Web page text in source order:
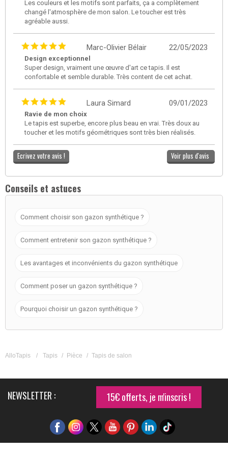
Les couleurs et les motifs sont parfaits, ça a complètement
changé l'atmosphère de mon salon. Le toucher est très
agréable aussi.
22/05/2023
Marc-Olivier Bélair
Design exceptionnel
Super design, vraiment une œuvre d'art ce tapis. Il est
confortable et semble durable. Très content de cet achat.
09/01/2023
Laura Simard
Ravie de mon choix
Le tapis est superbe, encore plus beau en vrai. Très doux au
toucher et les motifs géométriques sont très bien réalisés.
Ecrivez votre avis ! Voir plus d'avis
Conseils et astuces
Comment choisir son gazon synthétique ?
Comment entretenir son gazon synthétique ?
Les avantages et inconvénients du gazon synthétique
Comment poser un gazon synthétique ?
Pourquoi choisir un gazon synthétique ?
AlloTapis / Tapis / Pièce / Tapis de salon
NEWSLETTER : 15€ offerts, je m'inscris !